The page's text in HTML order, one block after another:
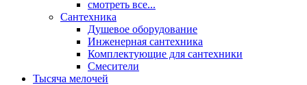
смотреть все...
Сантехника
Душевое оборудование
Инженерная сантехника
Комплектующие для сантехники
Смесители
Тысяча мелочей